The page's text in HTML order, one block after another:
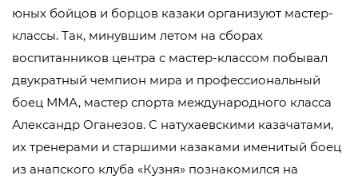
юных бойцов и борцов казаки организуют мастер-
классы. Так, минувшим летом на сборах
воспитанников центра с мастер-классом побывал
двукратный чемпион мира и профессиональный
боец ММА, мастер спорта международного класса
Александр Оганезов. С натухаевскими казачатами,
их тренерами и старшими казаками именитый боец
из анапского клуба «Кузня» познакомился на